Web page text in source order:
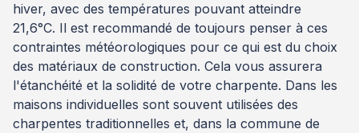
hiver, avec des températures pouvant atteindre
21,6°C. Il est recommandé de toujours penser à ces
contraintes météorologiques pour ce qui est du choix
des matériaux de construction. Cela vous assurera
l'étanchéité et la solidité de votre charpente. Dans les
maisons individuelles sont souvent utilisées des
charpentes traditionnelles et, dans la commune de